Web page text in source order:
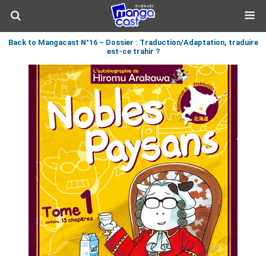
Back to Mangacast N°16 – Dossier : Traduction/Adaptation, traduire
est-ce trahir ?